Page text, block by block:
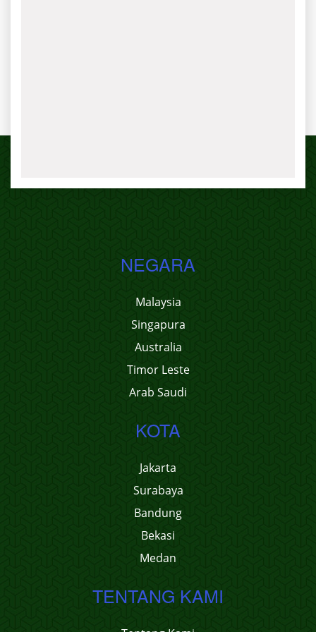
NEGARA
Malaysia
Singapura
Australia
Timor Leste
Arab Saudi
KOTA
Jakarta
Surabaya
Bandung
Bekasi
Medan
TENTANG KAMI